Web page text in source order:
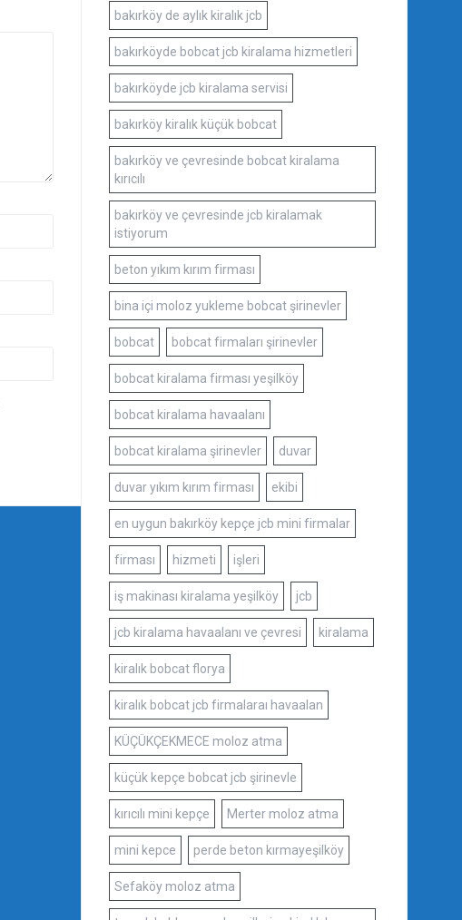
bakırköy de aylık kiralık jcb
bakırköyde bobcat jcb kiralama hizmetleri
bakırköyde jcb kiralama servisi
bakırköy kiralık küçük bobcat
bakırköy ve çevresinde bobcat kiralama
kırıcılı
bakırköy ve çevresinde jcb kiralamak
istiyorum
beton yıkım kırım firması
bina içi moloz yukleme bobcat şirinevler
bobcat bobcat firmaları şirinevler
bobcat kiralama firması yeşilköy
bobcat kiralama havaalanı
bobcat kiralama şirinevler duvar
duvar yıkım kırım firması ekibi
en uygun bakırköy kepçe jcb mini firmalar
firması hizmeti işleri
iş makinası kiralama yeşilköy jcb
jcb kiralama havaalanı ve çevresi kiralama
kiralık bobcat florya
kiralık bobcat jcb firmalaraı havaalan
KÜÇÜKÇEKMECE moloz atma
küçük kepçe bobcat jcb şirinevle
kırıcılı mini kepçe Merter moloz atma
mini kepce perde beton kırmayeşilköy
Sefaköy moloz atma